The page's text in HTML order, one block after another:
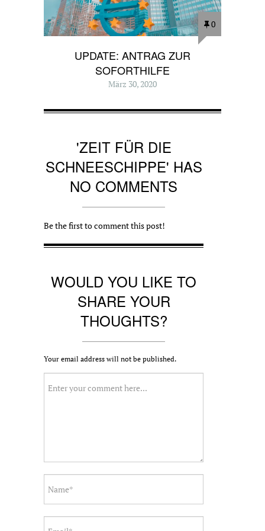
0
UPDATE: ANTRAG ZUR
SOFORTHILFE
März 30, 2020
'ZEIT FÜR DIE
SCHNEESCHIPPE' HAS
NO COMMENTS
Be the first to comment this post!
WOULD YOU LIKE TO
SHARE YOUR
THOUGHTS?
Your email address will not be published.